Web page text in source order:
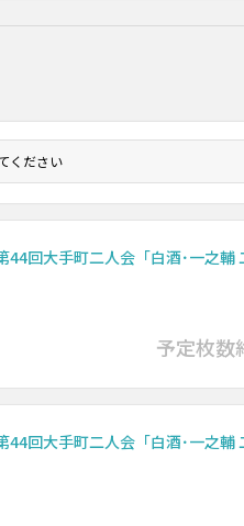
回大手町二人会「白酒･一之輔
予定枚数
回大手町二人会「白酒･一之輔